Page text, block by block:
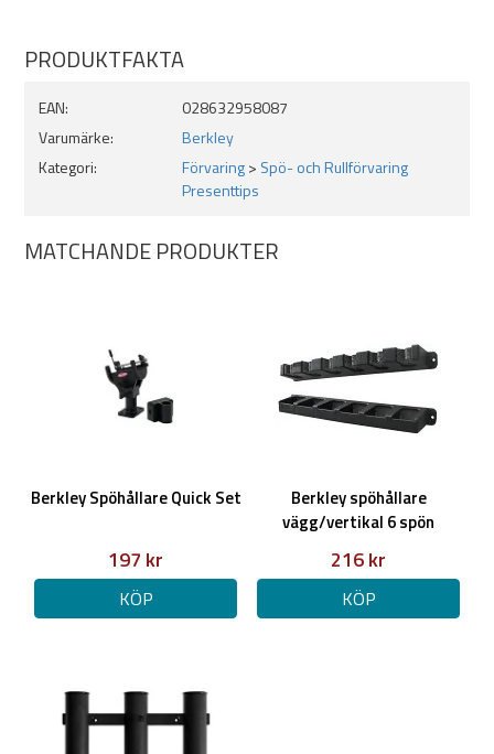
PRODUKTFAKTA
EAN:
028632958087
Varumärke:
Berkley
Kategori:
Förvaring> Spö- och Rullförvaring
Presenttips
MATCHANDE PRODUKTER
Berkley Spöhållare Quick Set
197 kr
KÖP
Berkley spöhållare
vägg/vertikal 6 spön
216 kr
KÖP